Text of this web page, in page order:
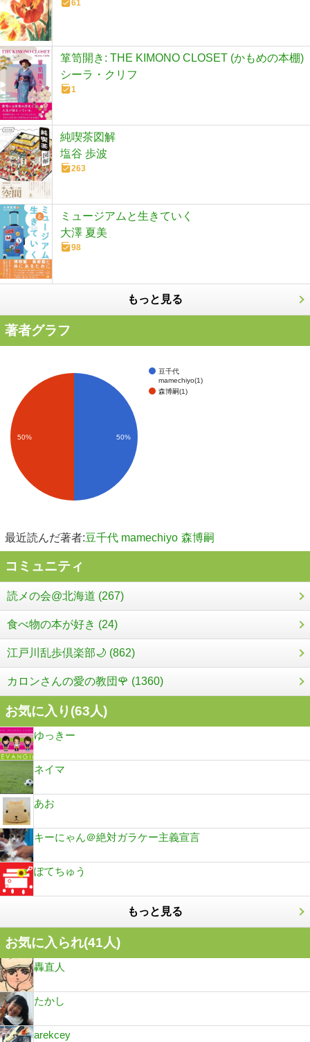
61
箪笥開き: THE KIMONO CLOSET (かもめの本棚)
シーラ・クリフ
1
純喫茶図解
塩谷 歩波
263
ミュージアムと生きていく
大澤 夏美
98
もっと見る
著者グラフ
豆千代
mamechiyo(1)
森博嗣(1)
50% 50%
最近読んだ著者:豆千代 mamechiyo 森博嗣
コミュニティ
読メの会@北海道 (267)
食べ物の本が好き (24)
江戸川乱歩倶楽部🌙 (862)
カロンさんの愛の教団🌹 (1360)
お気に入り(63人)
ゆっきー
ネイマ
あお
キーにゃん＠絶対ガラケー主義宣言
ぽてちゅう
もっと見る
お気に入られ(41人)
轟直人
たかし
arekcey